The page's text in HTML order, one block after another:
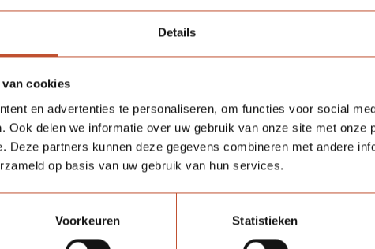
Details
van cookies
en advertenties te personaliseren, om functies voor social
Ook delen we informatie over uw gebruik van onze site met onze
Deze partners kunnen deze gegevens combineren met andere
op basis van uw gebruik van hun services.
Voorkeuren Statistieken